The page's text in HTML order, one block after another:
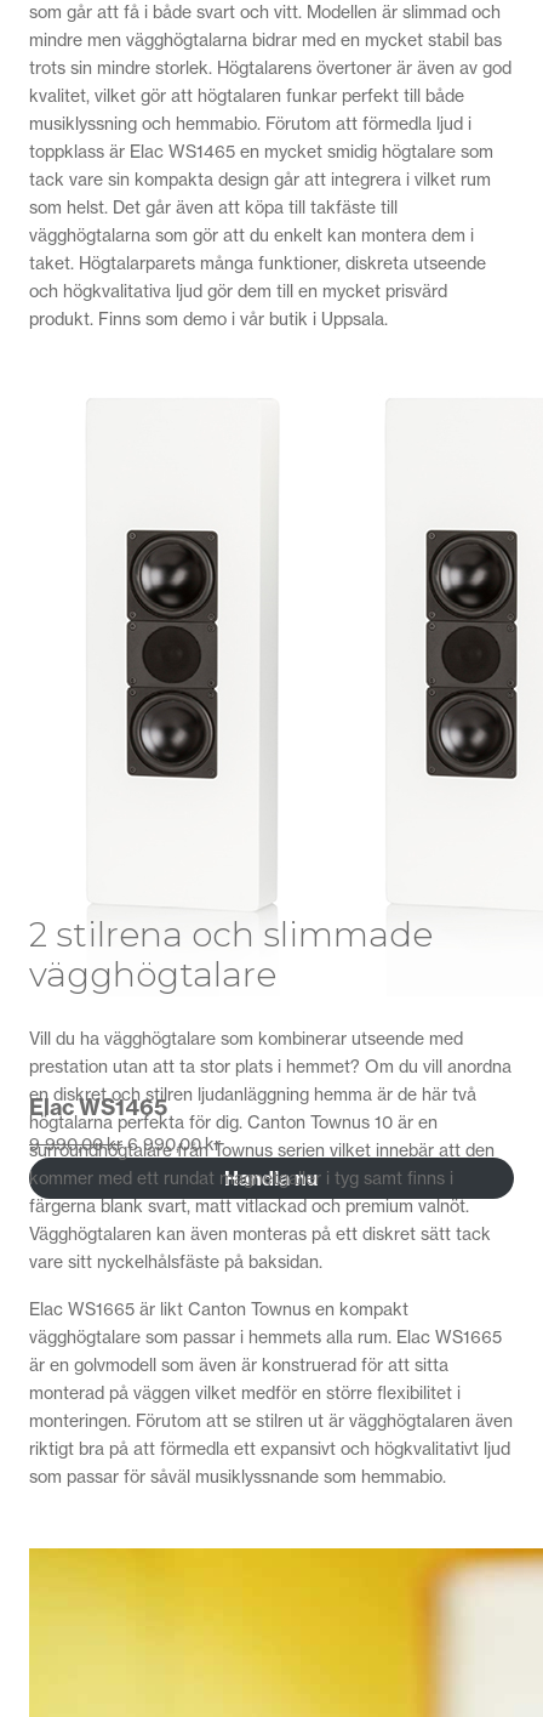
som går att få i både svart och vitt. Modellen är slimmad och
mindre men vägghögtalarna bidrar med en mycket stabil bas
trots sin mindre storlek. Högtalarens övertoner är även av god
kvalitet, vilket gör att högtalaren funkar perfekt till både
musiklyssning och hemmabio. Förutom att förmedla ljud i
toppklass är Elac WS1465 en mycket smidig högtalare som
tack vare sin kompakta design går att integrera i vilket rum
som helst. Det går även att köpa till takfäste till
vägghögtalarna som gör att du enkelt kan montera dem i
taket. Högtalarparets många funktioner, diskreta utseende
och högkvalitativa ljud gör dem till en mycket prisvärd
produkt. Finns som demo i vår butik i Uppsala.
Elac WS1465
9 990,00kr 6 990,00kr
Handla nu
2 stilrena och slimmade
vägghögtalare
Vill du ha vägghögtalare som kombinerar utseende med
prestation utan att ta stor plats i hemmet? Om du vill anordna
en diskret och stilren ljudanläggning hemma är de här två
högtalarna perfekta för dig. Canton Townus 10 är en
surroundhögtalare från Townus serien vilket innebär att den
kommer med ett rundat magnetgaller i tyg samt finns i
färgerna blank svart, matt vitlackad och premium valnöt.
Vägghögtalaren kan även monteras på ett diskret sätt tack
vare sitt nyckelhålsfäste på baksidan.
Elac WS1665 är likt Canton Townus en kompakt
vägghögtalare som passar i hemmets alla rum. Elac WS1665
är en golvmodell som även är konstruerad för att sitta
monterad på väggen vilket medför en större flexibilitet i
monteringen. Förutom att se stilren ut är vägghögtalaren även
riktigt bra på att förmedla ett expansivt och högkvalitativt ljud
som passar för såväl musiklyssnande som hemmabio.